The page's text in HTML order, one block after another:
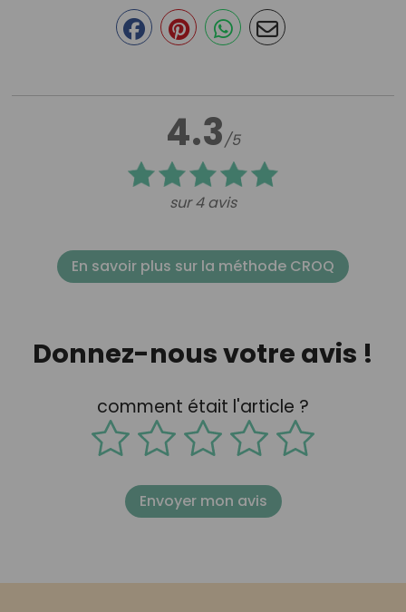
4.3/5
sur 4 avis
En savoir plus sur la méthode CROQ
Donnez-nous votre avis !
comment était l'article ?
Envoyer mon avis